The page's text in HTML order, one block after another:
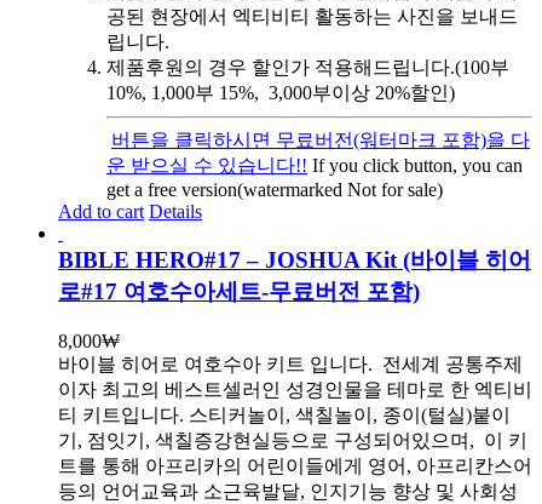
공된 현장에서 엑티비티 활동하는 사진을 보내드
립니다.
제품후원의 경우 할인가 적용해드립니다.(100부
10%, 1,000부 15%, 3,000부이상 20%할인)
버튼을 클릭하시면 무료버전(워터마크 포함)을 다
운 받으실 수 있습니다!! If you click button, you can
get a free version(watermarked Not for sale)
Add to cart Details
BIBLE HERO#17 – JOSHUA Kit (바이블 히어
로#17 여호수아세트-무료버전 포함)
8,000₩
바이블 히어로 여호수아 키트 입니다. 전세계 공통주제
이자 최고의 베스트셀러인 성경인물을 테마로 한 엑티비
티 키트입니다. 스티커놀이, 색칠놀이, 종이(털실)붙이
기, 점잇기, 색칠증강현실등으로 구성되어있으며, 이 키
트를 통해 아프리카의 어린이들에게 영어, 아프리칸스어
등의 언어교육과 소근육발달, 인지기능 향상 및 사회성